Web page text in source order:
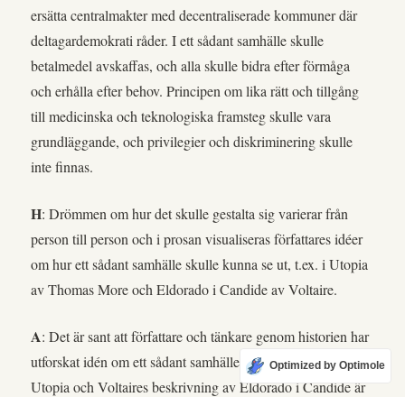
ersätta centralmakter med decentraliserade kommuner där
deltagardemokrati råder. I ett sådant samhälle skulle
betalmedel avskaffas, och alla skulle bidra efter förmåga
och erhålla efter behov. Principen om lika rätt och tillgång
till medicinska och teknologiska framsteg skulle vara
grundläggande, och privilegier och diskriminering skulle
inte finnas.
H: Drömmen om hur det skulle gestalta sig varierar från
person till person och i prosan visualiseras författares idéer
om hur ett sådant samhälle skulle kunna se ut, t.ex. i Utopia
av Thomas More och Eldorado i Candide av Voltaire.
A: Det är sant att författare och tänkare genom historien har
utforskat idén om ett sådant samhälle. Thomas Mores
Utopia och Voltaires beskrivning av Eldorado i Candide är
Optimized by Optimole